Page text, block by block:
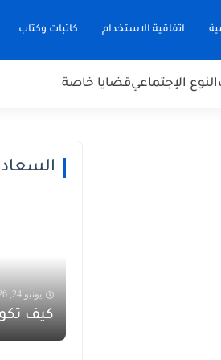
اتفاقية الاستخدام كاتبات وكتاب
النوع الإجتماعيقضايا خاصة
يونيو 24, 2026
كيف